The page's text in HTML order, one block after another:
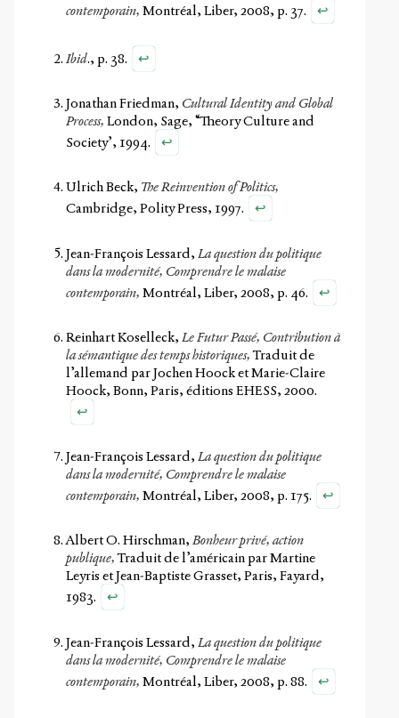
contemporain, Montréal, Liber, 2008, p. 37. ↩
Ibid., p. 38. ↩
Jonathan Friedman, Cultural Identity and Global
Process, London, Sage, “Theory Culture and
Society’, 1994.
↩
Ulrich Beck, The Reinvention of Politics,
Cambridge, Polity Press, 1997.
↩
Jean-François Lessard,La question du politique
dans la modernité, Comprendre le malaise
contemporain, Montréal, Liber, 2008, p. 46. ↩
Reinhart Koselleck,Le Futur Passé, Contribution à
la sémantique des temps historiques,Traduit de
l’allemand par Jochen Hoock et Marie-Claire
Hoock, Bonn, Paris, éditions EHESS, 2000.
↩
Jean-François Lessard,La question du politique
dans la modernité, Comprendre le malaise
contemporain, Montréal, Liber, 2008, p. 175. ↩
Albert O. Hirschman,Bonheur privé, action
publique,Traduit de l’américain par Martine
Leyris et Jean-Baptiste Grasset, Paris, Fayard,
1983.
↩
Jean-François Lessard, La question du politique
dans la modernité, Comprendre le malaise
contemporain, Montréal, Liber, 2008, p. 88. ↩